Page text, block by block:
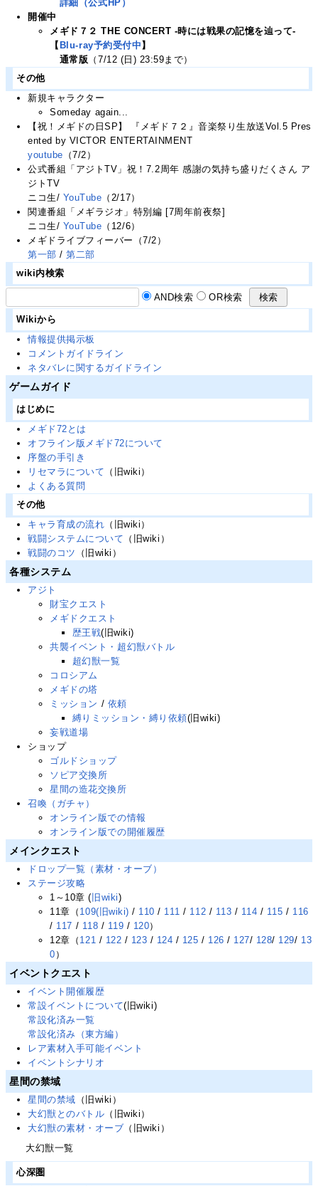
詳細（公式HP）
開催中
メギド７２ THE CONCERT -時には戦果の記憶を辿って-
【 Blu-ray予約受付中 】
通常版 （7/12 (日) 23:59まで）
その他
新規キャラクター
Someday again...
【祝！メギドの日SP】 『メギド７２』音楽祭り生放送Vol.5 Pres
ented by VICTOR ENTERTAINMENT
youtube （7/2）
公式番組「アジトTV」祝！7.2周年 感謝の気持ち盛りだくさん ア
ジトTV
ニコ生/ YouTube （2/17）
関連番組「メギラジオ」特別編 [7周年前夜祭]
ニコ生/ YouTube （12/6）
メギドライブフィーバー（7/2）
第一部 /第二部
wiki内検索
AND検索 OR検索
Wikiから
情報提供掲示板
コメントガイドライン
ネタバレに関するガイドライン
ゲームガイド
はじめに
メギド72とは
オフライン版メギド72について
序盤の手引き
リセマラについて （旧wiki）
よくある質問
その他
キャラ育成の流れ （旧wiki）
戦闘システムについて （旧wiki）
戦闘のコツ
（旧wiki）
各種システム
アジト
財宝クエスト
メギドクエスト
歴王戦(旧wiki)
共襲イベント・超幻獣バトル
超幻獣一覧
コロシアム
メギドの塔
ミッション / 依頼
縛りミッション・縛り依頼(旧wiki)
妄戦道場
ショップ
ゴルドショップ
ソピア交換所
星間の造花交換所
召喚（ガチャ）
オンライン版での情報
オンライン版での開催履歴
メインクエスト
ドロップ一覧（素材・オーブ）
ステージ攻略
1～10章 ( 旧wiki)
11章（ 109(旧wiki) / 110 / 111 / 112 / 113 / 114 / 115 / 116
/ 117 / 118 / 119 / 120）
12章（ 121 / 122 / 123 / 124 / 125 / 126 / 127/ 128/ 129/ 13
0 ）
イベントクエスト
イベント開催履歴
常設イベントについて(旧wiki)
常設化済み一覧
常設化済み（東方編）
レア素材入手可能イベント
イベントシナリオ
星間の禁域
星間の禁域 （旧wiki）
大幻獣とのバトル （旧wiki）
大幻獣の素材・オーブ （旧wiki）
大幻獣一覧
心深圏